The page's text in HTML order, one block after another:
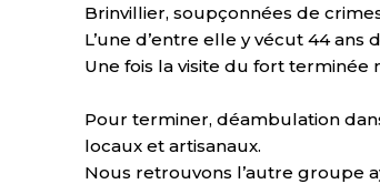
Brinvillier, soupçonnées de
L’une d’entre elle y vécut 44 ans
Une fois la visite du fort terminée
Pour terminer, déambulation
locaux et artisanaux.
Nous retrouvons l’autre groupe